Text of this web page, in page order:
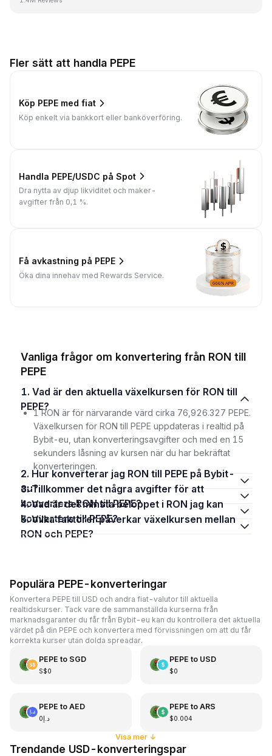
Fler sätt att handla PEPE
Köp PEPE med fiat
Köp enkelt via bankkort eller banköverföring.
Handla PEPE/USDC på Spot
Dra nytta av djup likviditet och maker-
avgifter från 0,1 %.
Få avkastning på PEPE
Öka dina innehav med Rewards Service.
Vanliga frågor om konvertering från RON till
PEPE
1. Vad är den aktuella växelkursen för RON till
PEPE?
1 RON är för närvarande värd cirka 76,926.327 PEPE.
Växelkursen för RON till PEPE uppdateras i realtid på
Bybit-eu, utan konverteringsavgifter och med en 15
sekunders låsning av kursen när du har bekräftat
konverteringen.
2. Hur konverterar jag RON till PEPE på Bybit-
eu?
3. Tillkommer det några avgifter för att
konvertera RON till PEPE?
4. Vad är det minsta beloppet i RON jag kan
konvertera till PEPE?
5. Vilka faktorer påverkar växelkursen mellan
RON och PEPE?
Populära PEPE-konverteringar
Konvertera PEPE till USD och andra fiat-valutor till aktuella
realtidskurser. Tack vare de sammanställda kurserna från
marknadsgaranter du får från Bybit-eu kan du kontrollera det aktuella
värdet på din PEPE och konvertera med förvissningen om att du får
korrekta kurser utan dolda spreadar.
PEPE to SGD
S$0
PEPE to USD
$0
PEPE to AED
د.إ0
PEPE to ARS
$0.004
Visa mer ↓
Trendande USD-konverteringspar